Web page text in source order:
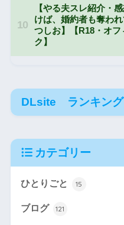
DLsite ランキング
カテゴリー
ひとりごと 15
ブログ 121